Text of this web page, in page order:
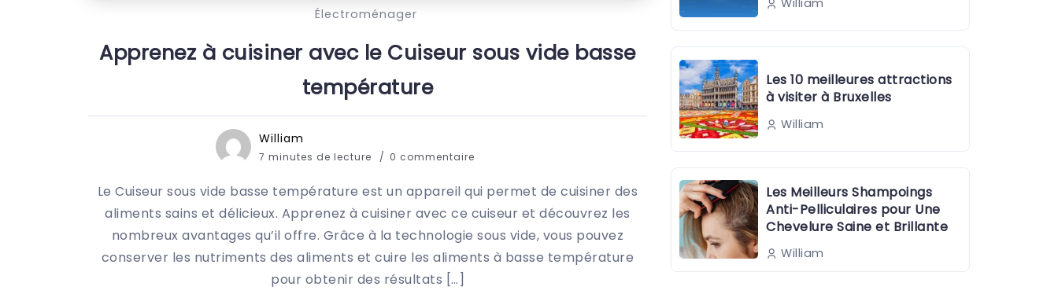
Électroménager
Apprenez à cuisiner avec le Cuiseur sous vide basse
température
William
7 minutes de lecture 0 commentaire
Le Cuiseur sous vide basse température est un appareil qui permet de cuisiner des
aliments sains et délicieux. Apprenez à cuisiner avec ce cuiseur et découvrez les
nombreux avantages qu’il offre. Grâce à la technologie sous vide, vous pouvez
conserver les nutriments des aliments et cuire les aliments à basse température
pour obtenir des résultats […]
William
Les 10 meilleures attractions
à visiter à Bruxelles
William
Les Meilleurs Shampoings
Anti-Pelliculaires pour Une
Chevelure Saine et Brillante
William